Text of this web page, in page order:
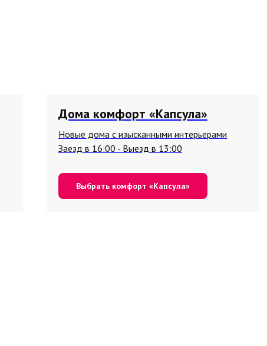
Дома комфорт «Капсула»
Новые дома с изысканными интерьерами
Заезд в 16:00 - Выезд в 13:00
Выбрать комфорт «Капсула»